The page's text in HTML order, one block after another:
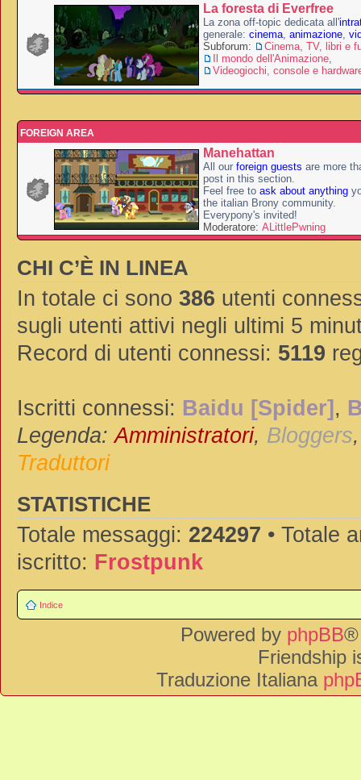
La foresta di Everfree
La zona off-topic dedicata all'
generale: cinema, animazione,
Subforum:
Cinema, TV, libri e
Il mondo dell'Animazione,
Videogiochi, console e
FOREIGN AREA
Manehattan
All our foreign guests are more
post in this section.
Feel free to ask about anything
the italian Brony community.
Everypony's invited!
Moderatore: ALittlePwning
CHI C’È IN LINEA
In totale ci sono 386 utenti
sugli utenti attivi negli ultimi 5
Record di utenti connessi: 5119
Iscritti connessi: Baidu [Spider] ,
Legenda:Amministratori, Bloggers
Traduttori
STATISTICHE
Totale messaggi: 224297 • Totale
iscritto: Frostpunk
Indice
Powered by phpBB®
Friendship
Traduzione Italiana